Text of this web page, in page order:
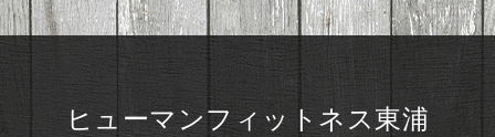
ヒューマンフィットネス東浦